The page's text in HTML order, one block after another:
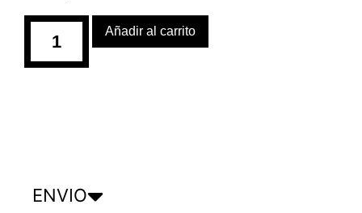
Añadir al carrito
ENVIO